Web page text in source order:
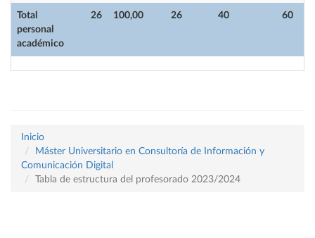
Total
personal
académico
26 100,00 26 40 60
Inicio
Máster Universitario en Consultoría de Información y
Comunicación Digital
Tabla de estructura del profesorado 2023/2024